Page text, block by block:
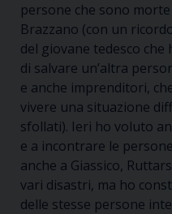
persone che sono
Brazzano (con un
del giovane tedesco
di salvare un’altra
e anche imprenditori,
vivere una situazione
sfollati). Ieri ho voluto
e a incontrare le
anche a Giassico, Ruttars
vari disastri, ma ho
delle stesse persone